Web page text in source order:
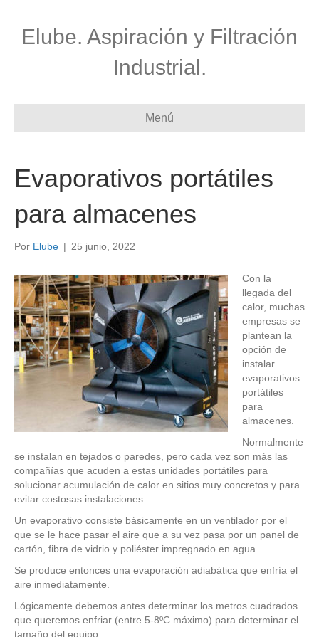
Elube. Aspiración y Filtración
Industrial.
Menú
Evaporativos portátiles
para almacenes
Por Elube | 25 junio, 2022
Con la
llegada del
calor, muchas
empresas se
plantean la
opción de
instalar
evaporativos
portátiles
para
almacenes.
Normalmente
se instalan en tejados o paredes, pero cada vez son más las
compañías que acuden a estas unidades portátiles para
solucionar acumulación de calor en sitios muy concretos y para
evitar costosas instalaciones.
Un evaporativo consiste básicamente en un ventilador por el
que se le hace pasar el aire que a su vez pasa por un panel de
cartón, fibra de vidrio y poliéster impregnado en agua.
Se produce entonces una evaporación adiabática que enfría el
aire inmediatamente.
Lógicamente debemos antes determinar los metros cuadrados
que queremos enfriar (entre 5-8ºC máximo) para determinar el
tamaño del equipo.